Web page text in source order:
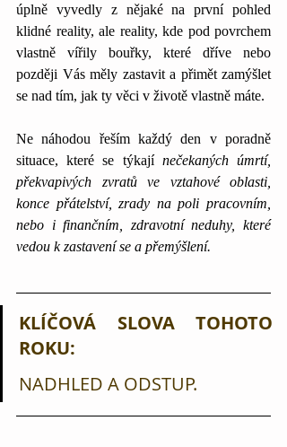
úplně vyvedly z nějaké na první pohled
klidné reality, ale reality, kde pod povrchem
vlastně vířily bouřky, které dříve nebo
později Vás měly zastavit a přimět zamýšlet
se nad tím, jak ty věci v životě vlastně máte.
Ne náhodou řeším každý den v poradně
situace, které se týkají nečekaných úmrtí,
překvapivých zvratů ve vztahové oblasti,
konce přátelství, zrady na poli pracovním,
nebo i finančním, zdravotní neduhy, které
vedou k zastavení se a přemýšlení.
KLÍČOVÁ SLOVA TOHOTO
ROKU:
NADHLED A ODSTUP.